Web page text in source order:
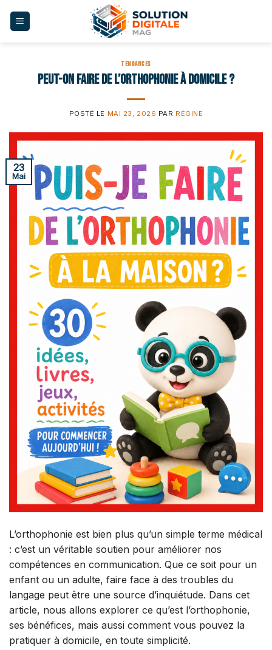
TENDANCES
Peut-on faire de l’orthophonie à domicile ?
POSTÉ LE MAI 23, 2026 PAR RÉGINE
23
Mai
L’orthophonie est bien plus qu’un simple terme médical
: c’est un véritable soutien pour améliorer nos
compétences en communication. Que ce soit pour un
enfant ou un adulte, faire face à des troubles du
langage peut être une source d’inquiétude. Dans cet
article, nous allons explorer ce qu’est l’orthophonie,
ses bénéfices, mais aussi comment vous pouvez la
pratiquer à domicile, en toute simplicité.